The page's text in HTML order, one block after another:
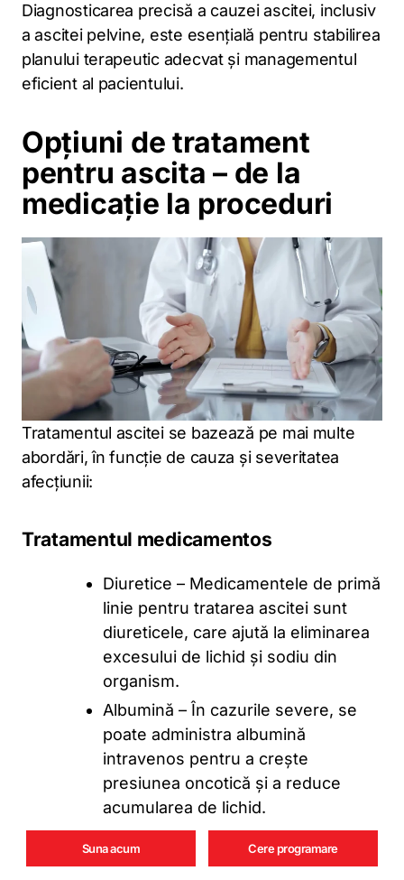
Diagnosticarea precisă a cauzei ascitei, inclusiv
a ascitei pelvine, este esențială pentru stabilirea
planului terapeutic adecvat și managementul
eficient al pacientului.
Opțiuni de tratament
pentru ascita – de la
medicație la proceduri
Tratamentul ascitei se bazează pe mai multe
abordări, în funcție de cauza și severitatea
afecțiunii:
Tratamentul medicamentos
Diuretice – Medicamentele de primă
linie pentru tratarea ascitei sunt
diureticele, care ajută la eliminarea
excesului de lichid și sodiu din
organism.
Albumină – În cazurile severe, se
poate administra albumină
intravenos pentru a crește
presiunea oncotică și a reduce
acumularea de lichid.
Modificări ale stilului de viață
Suna acum Cere programare